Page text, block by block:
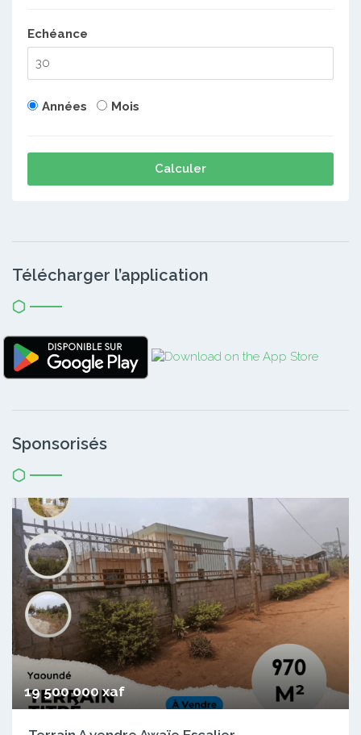
Echéance
Années Mois
Calculer
Télécharger l’application
Sponsorisés
19 500 000 xaf